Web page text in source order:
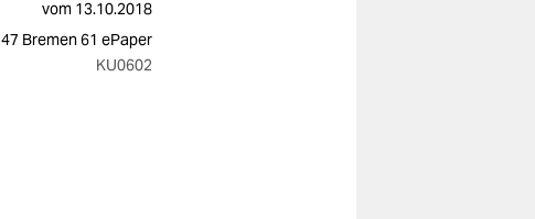
vom 13.10.2018
47 Bremen 61 ePaper
KU0602